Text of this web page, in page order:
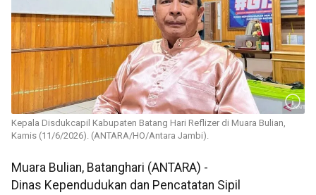
Kepala Disdukcapil Kabupaten Batang Hari Reflizer di Muara Bulian,
Kamis (11/6/2026). (ANTARA/HO/Antara Jambi).
Muara Bulian, Batanghari (ANTARA) -
Dinas Kependudukan dan Pencatatan Sipil